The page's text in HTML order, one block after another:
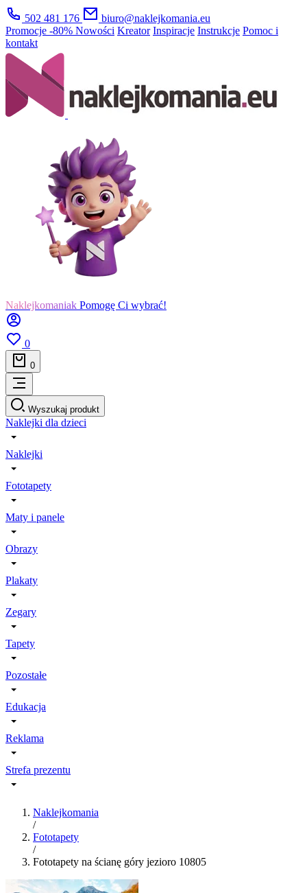
502 481 176
biuro@naklejkomania.eu
Promocje -80% Nowości Kreator Inspiracje Instrukcje Pomoc i
kontakt
Naklejkomaniak Pomogę Ci wybrać!
0
0
Wyszukaj produkt
Naklejki dla dzieci
Naklejki
Fototapety
Maty i panele
Obrazy
Plakaty
Zegary
Tapety
Pozostałe
Edukacja
Reklama
Strefa prezentu
Naklejkomania
/
Fototapety
/
Fototapety na ścianę góry jezioro 10805